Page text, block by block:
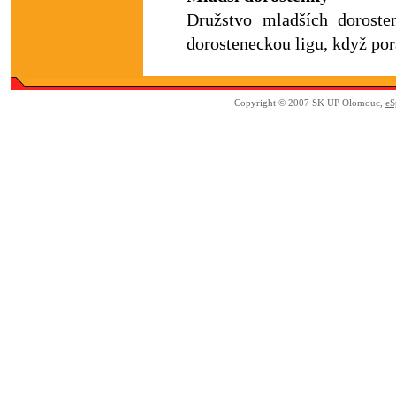
Družstvo mladších
dorosteneckou ligu, když
Copyright © 2007 SK UP Olomouc,